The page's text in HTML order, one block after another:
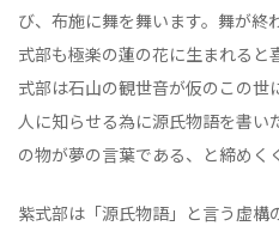
び、布施に舞を舞います。舞が終
式部も極楽の蓮の花に生まれると
式部は石山の観世音が仮のこの世
人に知らせる為に源氏物語を書い
の物が夢の言葉である、と締めく
紫式部は「源氏物語」と言う虚構